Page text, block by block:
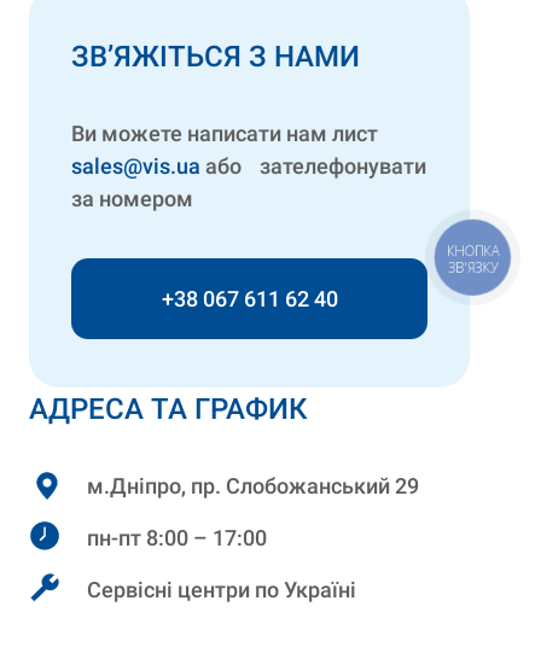
АДРЕСА ТА ГРАФИК
м.Дніпро, пр. Слобожанський 29
пн-пт 8:00 – 17:00
Сервісні центри по Україні
ЗВ’ЯЖІТЬСЯ З НАМИ
Ви можете написати нам лист
sales@vis.ua або зателефонувати
за номером
+38 067 611 62 40
КНОПКА
ЗВ'ЯЗКУ